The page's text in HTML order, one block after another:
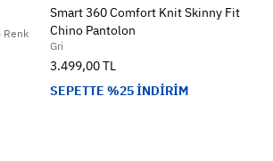
Renk
Smart 360 Comfort Knit Skinny Fit
Chino Pantolon
Gri
3.499,00 TL
SEPETTE %25 İNDİRİM